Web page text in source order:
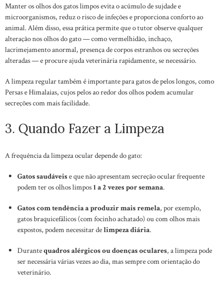
Manter os olhos dos gatos limpos evita o acúmulo de sujdade e
microorganismos, reduz o risco de infeções e proporciona conforto ao
animal. Além disso, essa prática permite que o tutor observe qualquer
alteração nos olhos do gato — como vermelhidão, inchaço,
lacrimejamento anormal, presença de corpos estranhos ou secreções
alteradas — e procure ajuda veterinária rapidamente, se necessário.
A limpeza regular também é importante para gatos de pelos longos, como
Persas e Himalaias, cujos pelos ao redor dos olhos podem acumular
secreções com mais facilidade.
3. Quando Fazer a Limpeza
A frequência da limpeza ocular depende do gato:
Gatos saudáveise que não apresentam secreção ocular frequente
podem ter os olhos limpos1 a 2 vezes por semana.
Gatos com tendência a produzir mais remela, por exemplo,
gatos braquicefálicos (com focinho achatado) ou com olhos mais
expostos, podem necessitar delimpeza diária.
Durantequadros alérgicos ou doenças oculares, a limpeza pode
ser necessária várias vezes ao dia, mas sempre com orientação do
veterinário.